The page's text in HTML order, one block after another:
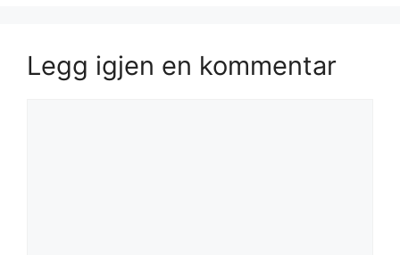
Legg igjen en kommentar